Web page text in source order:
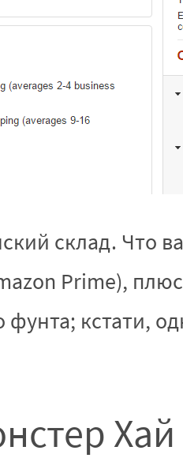
склад. Что
Prime),
кстати,